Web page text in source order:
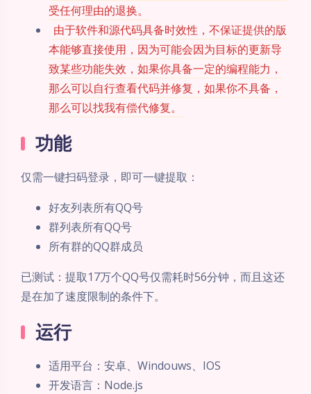
受任何理由的退换。
由于软件和源代码具备时效性，不保证提供的版
本能够直接使用，因为可能会因为目标的更新导
致某些功能失效，如果你具备一定的编程能力，
那么可以自行查看代码并修复，如果你不具备，
那么可以找我有偿代修复。
功能
仅需一键扫码登录，即可一键提取：
好友列表所有QQ号
群列表所有QQ号
所有群的QQ群成员
已测试：提取17万个QQ号仅需耗时56分钟，而且这还
是在加了速度限制的条件下。
运行
适用平台：安卓、Windouws、IOS
开发语言：Node.js